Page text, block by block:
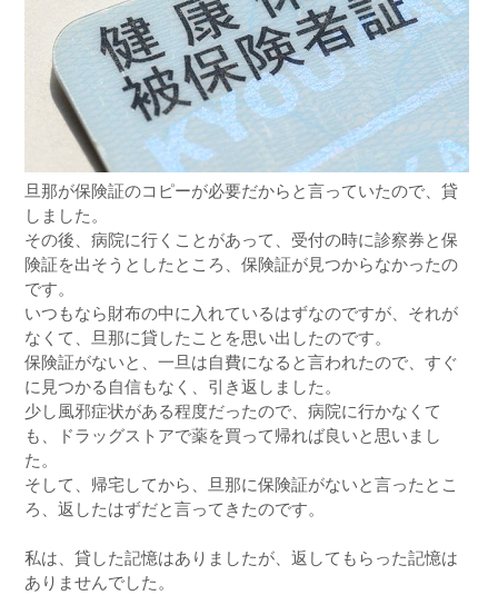
旦那が保険証のコピーが必要だからと言っていたので、貸
しました。
その後、病院に行くことがあって、受付の時に診察券と保
険証を出そうとしたところ、保険証が見つからなかったの
です。
いつもなら財布の中に入れているはずなのですが、それが
なくて、旦那に貸したことを思い出したのです。
保険証がないと、一旦は自費になると言われたので、すぐ
に見つかる自信もなく、引き返しました。
少し風邪症状がある程度だったので、病院に行かなくて
も、ドラッグストアで薬を買って帰れば良いと思いまし
た。
そして、帰宅してから、旦那に保険証がないと言ったとこ
ろ、返したはずだと言ってきたのです。
私は、貸した記憶はありましたが、返してもらった記憶は
ありませんでした。